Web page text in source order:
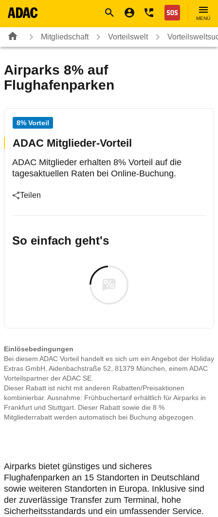
Nothilfe
MENÜ
Mitgliedschaft Vorteilswelt
Airparks 8% auf
Flughafenparken
8% Vorteil
ADAC Mitglieder-Vorteil
ADAC Mitglieder erhalten 8% Vorteil auf die
tagesaktuellen Raten bei Online-Buchung.
Teilen
So einfach geht's
Einlösebedingungen
Bei diesem ADAC Vorteil handelt es sich um ein Angebot der Holiday
Extras GmbH, Aidenbachstraße 52, 81379 München, einem ADAC
Vorteilspartner der ADAC SE.
Dieser Rabatt ist nicht mit anderen Rabatten/Preisaktionen
kombinierbar. Ausnahme: Frühbuchertarif erhältlich für Airparks in
Frankfurt und Stuttgart. Dieser Rabatt sowie die 8 %
Mitgliederrabatt werden automatisch bei Buchung abgezogen.
Airparks bietet günstiges und sicheres
Flughafenparken an 15 Standorten in Deutschland
sowie weiteren Standorten in Europa. Inklusive sind
der zuverlässige Transfer zum Terminal, hohe
Sicherheitsstandards und ein umfassender Service.